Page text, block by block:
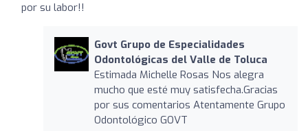
por su labor!!
Govt Grupo de Especialidades
Odontológicas del Valle de Toluca
Estimada Michelle Rosas Nos alegra
mucho que esté muy satisfecha.Gracias
por sus comentarios Atentamente Grupo
Odontológico GOVT